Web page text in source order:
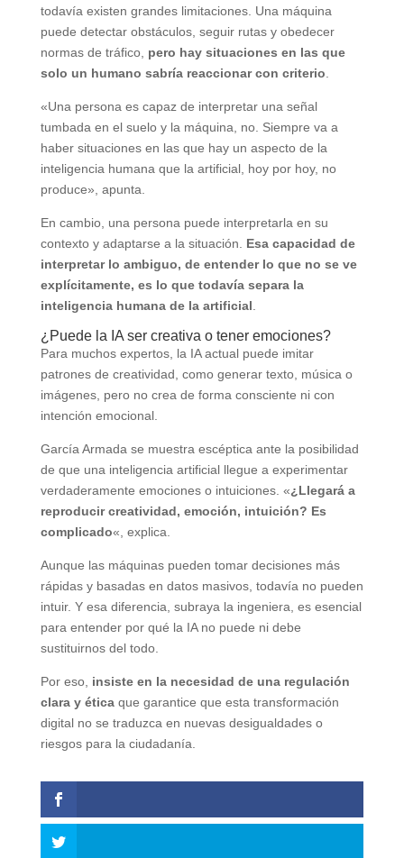
todavía existen grandes limitaciones. Una máquina
puede detectar obstáculos, seguir rutas y obedecer
normas de tráfico, pero hay situaciones en las que
solo un humano sabría reaccionar con criterio
«Una persona es capaz de interpretar una señal
tumbada en el suelo y la máquina, no. Siempre va a
haber situaciones en las que hay un aspecto de la
inteligencia humana que la artificial, hoy por hoy, no
produce», apunta.
En cambio, una persona puede interpretarla en su
contexto y adaptarse a la situación. Esa capacidad de
interpretar lo ambiguo, de entender lo que no se ve
explícitamente, es lo que todavía separa la
inteligencia humana de la artificial
¿Puede la IA ser creativa o tener emociones?
Para muchos expertos, la IA actual puede imitar
patrones de creatividad, como generar texto, música o
imágenes, pero no crea de forma consciente ni con
intención emocional.
García Armada se muestra escéptica ante la posibilidad
de que una inteligencia artificial llegue a experimentar
verdaderamente emociones o intuiciones. «¿Llegará a
reproducir creatividad, emoción, intuición? Es
complicado«, explica.
Aunque las máquinas pueden tomar decisiones más
rápidas y basadas en datos masivos, todavía no pueden
intuir. Y esa diferencia, subraya la ingeniera, es esencial
para entender por qué la IA no puede ni debe
sustituirnos del todo.
Por eso, insiste en la necesidad de una regulación
clara y éticaque garantice que esta transformación
digital no se traduzca en nuevas desigualdades o
riesgos para la ciudadanía.